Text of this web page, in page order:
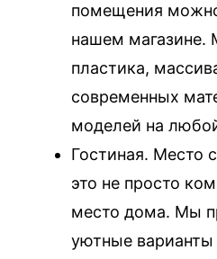
помещения
нашем
пластика,
современных
моделей на
Гостиная. Место
это не просто
место дома. Мы
уютные